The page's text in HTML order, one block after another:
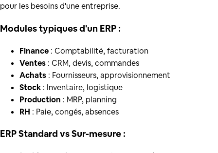
pour les besoins d'une entreprise.
Modules typiques d'un ERP :
Finance : Comptabilité, facturation
Ventes : CRM, devis, commandes
Achats : Fournisseurs, approvisionnement
Stock : Inventaire, logistique
Production : MRP, planning
RH : Paie, congés, absences
ERP Standard vs Sur-mesure :